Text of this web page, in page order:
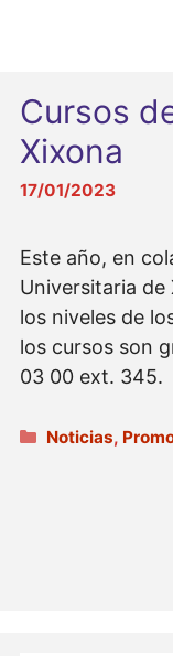
Cursos
Xixona
17/01/2023
Este año, en
Universitaria
los niveles de
los cursos son
03 00 ext. 345.
Categorías
Noticias,